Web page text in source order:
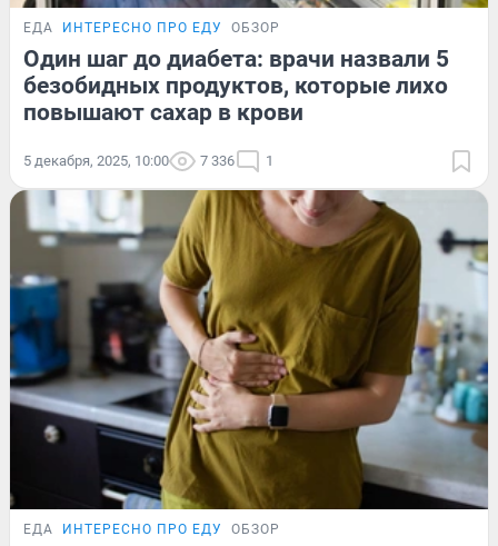
ЕДА ИНТЕРЕСНО ПРО ЕДУ ОБЗОР
Один шаг до диабета: врачи назвали 5
безобидных продуктов, которые лихо
повышают сахар в крови
5 декабря, 2025, 10:00 7 336 1
ЕДА ИНТЕРЕСНО ПРО ЕДУ ОБЗОР